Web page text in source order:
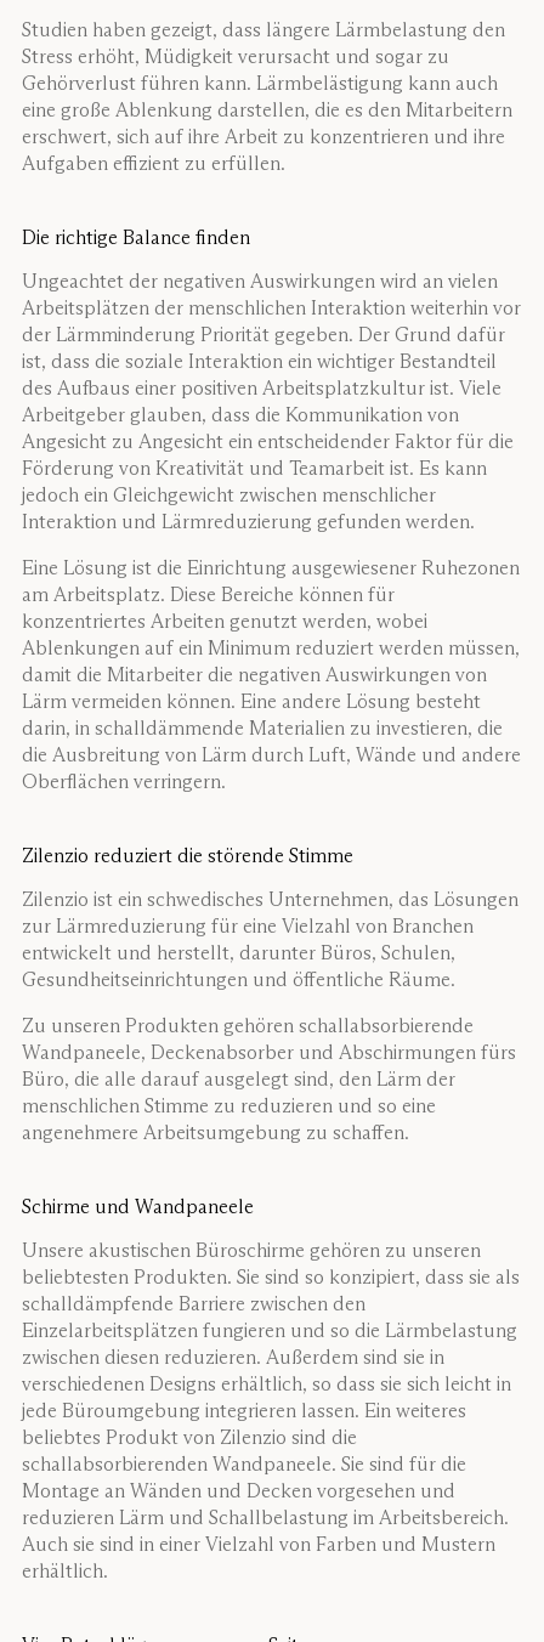
Studien haben gezeigt, dass längere Lärmbelastung den
Stress erhöht, Müdigkeit verursacht und sogar zu
Gehörverlust führen kann. Lärmbelästigung kann auch
eine große Ablenkung darstellen, die es den Mitarbeitern
erschwert, sich auf ihre Arbeit zu konzentrieren und ihre
Aufgaben effizient zu erfüllen.
Die richtige Balance finden
Ungeachtet der negativen Auswirkungen wird an vielen
Arbeitsplätzen der menschlichen Interaktion weiterhin vor
der Lärmminderung Priorität gegeben. Der Grund dafür
ist, dass die soziale Interaktion ein wichtiger Bestandteil
des Aufbaus einer positiven Arbeitsplatzkultur ist. Viele
Arbeitgeber glauben, dass die Kommunikation von
Angesicht zu Angesicht ein entscheidender Faktor für die
Förderung von Kreativität und Teamarbeit ist. Es kann
jedoch ein Gleichgewicht zwischen menschlicher
Interaktion und Lärmreduzierung gefunden werden.
Eine Lösung ist die Einrichtung ausgewiesener Ruhezonen
am Arbeitsplatz. Diese Bereiche können für
konzentriertes Arbeiten genutzt werden, wobei
Ablenkungen auf ein Minimum reduziert werden müssen,
damit die Mitarbeiter die negativen Auswirkungen von
Lärm vermeiden können. Eine andere Lösung besteht
darin, in schalldämmende Materialien zu investieren, die
die Ausbreitung von Lärm durch Luft, Wände und andere
Oberflächen verringern.
Zilenzio reduziert die störende Stimme
Zilenzio ist ein schwedisches Unternehmen, das Lösungen
zur Lärmreduzierung für eine Vielzahl von Branchen
entwickelt und herstellt, darunter Büros, Schulen,
Gesundheitseinrichtungen und öffentliche Räume.
Zu unseren Produkten gehören schallabsorbierende
Wandpaneele, Deckenabsorber und Abschirmungen fürs
Büro, die alle darauf ausgelegt sind, den Lärm der
menschlichen Stimme zu reduzieren und so eine
angenehmere Arbeitsumgebung zu schaffen.
Schirme und Wandpaneele
Unsere akustischen Büroschirme gehören zu unseren
beliebtesten Produkten. Sie sind so konzipiert, dass sie als
schalldämpfende Barriere zwischen den
Einzelarbeitsplätzen fungieren und so die Lärmbelastung
zwischen diesen reduzieren. Außerdem sind sie in
verschiedenen Designs erhältlich, so dass sie sich leicht in
jede Büroumgebung integrieren lassen. Ein weiteres
beliebtes Produkt von Zilenzio sind die
schallabsorbierenden Wandpaneele. Sie sind für die
Montage an Wänden und Decken vorgesehen und
reduzieren Lärm und Schallbelastung im Arbeitsbereich.
Auch sie sind in einer Vielzahl von Farben und Mustern
erhältlich.